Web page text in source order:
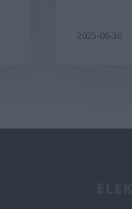
2025-06-30